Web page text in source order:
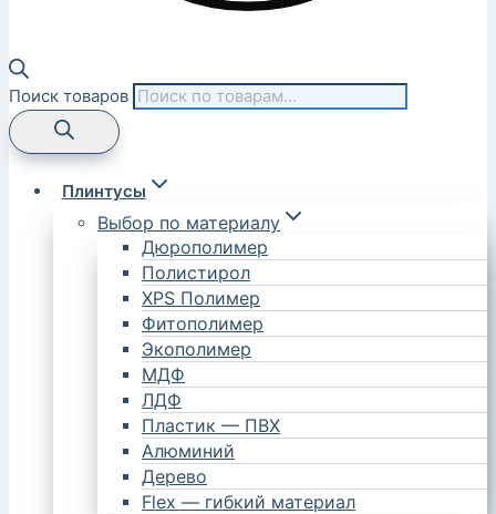
Поиск товаров
Плинтусы
Выбор по материалу
Дюрополимер
Полистирол
XPS Полимер
Фитополимер
Экополимер
МДФ
ЛДФ
Пластик — ПВХ
Алюминий
Дерево
Flex — гибкий материал